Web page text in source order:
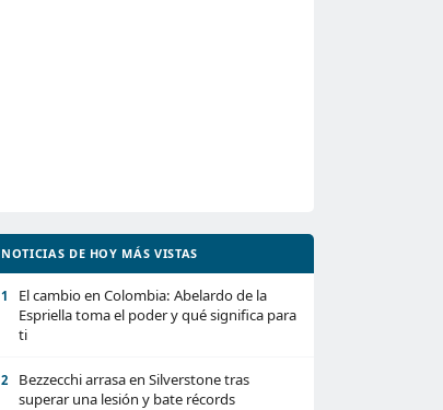
NOTICIAS DE HOY MÁS VISTAS
1
El cambio en Colombia: Abelardo de la
Espriella toma el poder y qué significa para
ti
2
Bezzecchi arrasa en Silverstone tras
superar una lesión y bate récords